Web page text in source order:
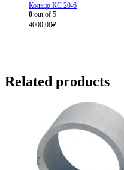
Кольцо КС 20-6
0 out of 5
4000,00₽
Related products